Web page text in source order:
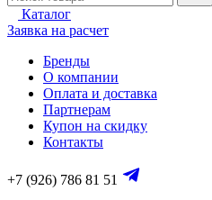
Каталог
Заявка на расчет
Бренды
О компании
Оплата и доставка
Партнерам
Купон на скидку
Контакты
+7 (926) 786 81 51